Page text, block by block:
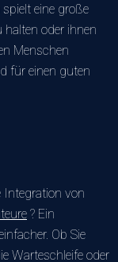
eine große
halten oder ihnen
Menschen
für einen guten
Integration von
? Ein
Ob Sie
Warteschleife oder